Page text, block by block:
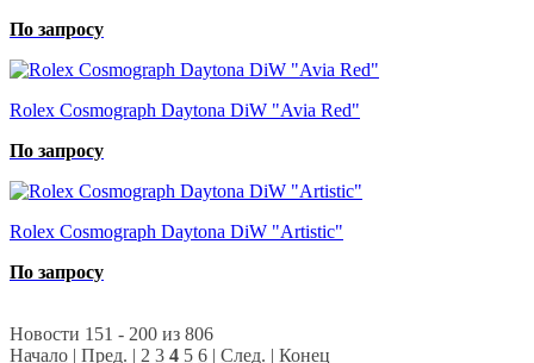
По запросу
Rolex Cosmograph Daytona DiW "Avia Red"
По запросу
Rolex Cosmograph Daytona DiW "Artistic"
По запросу
Новости 151 - 200 из 806
Начало | Пред. | 2 3 4 5 6 | След. | Конец